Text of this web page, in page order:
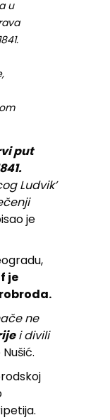
u
put
Ludvik’
je
je
ne
i divili
Nušić.